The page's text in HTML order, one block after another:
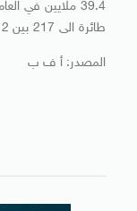
طائرة الى 217 بين 2012 و 2013.
المصدر: أ ف ب